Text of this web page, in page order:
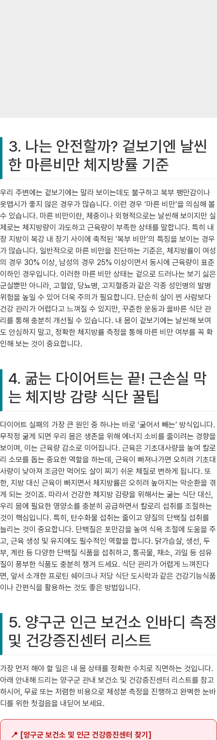
3. 나는 안전할까? 겉보기엔 날씬
한 마른비만 체지방률 기준
우리 주변에는 겉보기에는 말라 보이는데도 불구하고 복부 팽만감이나
옷맵시가 좋지 않은 경우가 많습니다. 이런 경우 ‘마른 비만’을 의심해 볼
수 있습니다. 마른 비만이란, 체중이나 외형적으로는 날씬해 보이지만 실
제로는 체지방량이 과도하고 근육량이 부족한 상태를 말합니다. 특히 내
장 지방이 복강 내 장기 사이에 축적된 ‘복부 비만’의 특징을 보이는 경우
가 많습니다. 일반적으로 마른 비만을 진단하는 기준은, 체지방률이 여성
의 경우 30% 이상, 남성의 경우 25% 이상이면서 동시에 근육량이 표준
이하인 경우입니다. 이러한 마른 비만 상태는 겉으로 드러나는 보기 싫은
군살뿐만 아니라, 고혈압, 당뇨병, 고지혈증과 같은 각종 성인병의 발병
위험을 높일 수 있어 더욱 주의가 필요합니다. 단순히 살이 찐 사람보다
건강 관리가 어렵다고 느껴질 수 있지만, 꾸준한 운동과 올바른 식단 관
리를 통해 충분히 개선될 수 있습니다. 내 몸이 겉보기에는 날씬해 보여
도 안심하지 말고, 정확한 체지방률 측정을 통해 마른 비만 여부를 꼭 확
인해 보는 것이 중요합니다.
4. 굶는 다이어트는 끝! 근손실 막
는 체지방 감량 식단 꿀팁
다이어트 실패의 가장 큰 원인 중 하나는 바로 ‘굶어서 빼는’ 방식입니다.
무작정 굶게 되면 우리 몸은 생존을 위해 에너지 소비를 줄이려는 경향을
보이며, 이는 근육량 감소로 이어집니다. 근육은 기초대사량을 높여 칼로
리 소모를 돕는 중요한 역할을 하는데, 근육이 빠져나가면 오히려 기초대
사량이 낮아져 조금만 먹어도 살이 찌기 쉬운 체질로 변하게 됩니다. 또
한, 지방 대신 근육이 빠지면서 체지방률은 오히려 높아지는 악순환을 겪
게 되는 것이죠. 따라서 건강한 체지방 감량을 위해서는 굶는 식단 대신,
우리 몸에 필요한 영양소를 충분히 공급하면서 칼로리 섭취를 조절하는
것이 핵심입니다. 특히, 탄수화물 섭취는 줄이고 양질의 단백질 섭취를
늘리는 것이 중요합니다. 단백질은 포만감을 높여 식욕 조절에 도움을 주
고, 근육 생성 및 유지에도 필수적인 역할을 합니다. 닭가슴살, 생선, 두
부, 계란 등 다양한 단백질 식품을 섭취하고, 통곡물, 채소, 과일 등 섬유
질이 풍부한 식품도 충분히 챙겨 드세요. 식단 관리가 어렵게 느껴진다
면, 앞서 소개한 프로틴 쉐이크나 저당 식단 도시락과 같은 건강기능식품
이나 간편식을 활용하는 것도 좋은 방법입니다.
5. 양구군 인근 보건소 인바디 측정
및 건강증진센터 리스트
가장 먼저 해야 할 일은 내 몸 상태를 정확한 수치로 직면하는 것입니다.
아래 안내해 드리는 양구군 관내 보건소 및 건강증진센터 리스트를 참고
하시어, 무료 또는 저렴한 비용으로 체성분 측정을 진행하고 완벽한 눈바
디를 위한 첫걸음을 내딛어 보세요.
📍 [양구군 보건소 및 인근 건강증진센터 찾기]